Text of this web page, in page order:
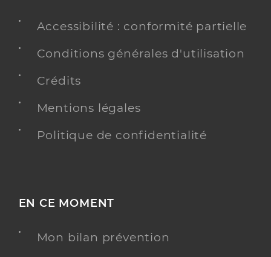
Accessibilité : conformité partielle
Conditions générales d'utilisation
Crédits
Mentions légales
Politique de confidentialité
EN CE MOMENT
Mon bilan prévention